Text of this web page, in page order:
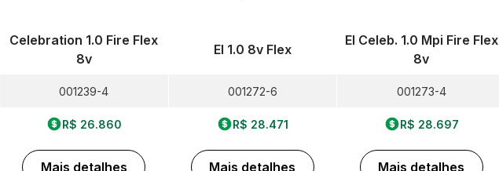
Celebration 1.0 Fire Flex
8v
001239-4
R$ 26.860
Mais detalhes
El 1.0 8v Flex
001272-6
R$ 28.471
Mais detalhes
El Celeb. 1.0 Mpi Fire Flex
8v
001273-4
R$ 28.697
Mais detalhes